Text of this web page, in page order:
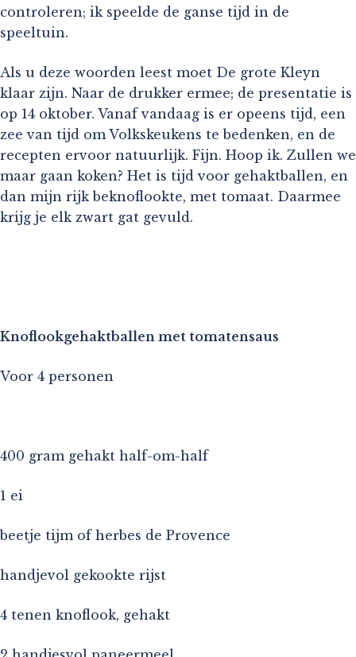
controleren; ik speelde de ganse tijd in de
speeltuin.
Als u deze woorden leest moet De grote Kleyn
klaar zijn. Naar de drukker ermee; de presentatie is
op 14 oktober. Vanaf vandaag is er opeens tijd, een
zee van tijd om Volkskeukens te bedenken, en de
recepten ervoor natuurlijk. Fijn. Hoop ik. Zullen we
maar gaan koken? Het is tijd voor gehaktballen, en
dan mijn rijk beknoflookte, met tomaat. Daarmee
krijg je elk zwart gat gevuld.
Knoflookgehaktballen met tomatensaus
Voor 4 personen
400 gram gehakt half-om-half
1 ei
beetje tijm of herbes de Provence
handjevol gekookte rijst
4 tenen knoflook, gehakt